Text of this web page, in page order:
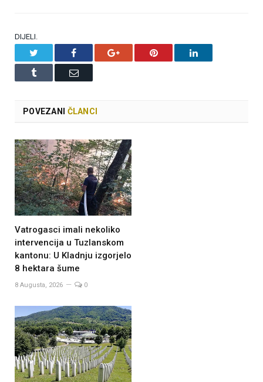
DIJELI.
Facebook Google+ Pinterest LinkedIn
Tumblr Email
POVEZANI ČLANCI
Vatrogasci imali nekoliko
intervencija u Tuzlanskom
kantonu: U Kladnju izgorjelo
8 hektara šume
8 Augusta, 2026 0